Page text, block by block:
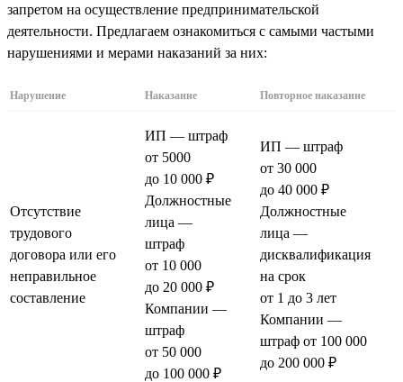
запретом на осуществление предпринимательской
деятельности. Предлагаем ознакомиться с самыми частыми
нарушениями и мерами наказаний за них:
Нарушение Наказание Повторное наказание
Отсутствие
трудового
договора или его
неправильное
составление
ИП — штраф
от 5000
до 10 000 ₽
Должностные
лица —
штраф
от 10 000
до 20 000 ₽
Компании —
штраф
от 50 000
до 100 000 ₽
ИП — штраф
от 30 000
до 40 000 ₽
Должностные
лица —
дисквалификация
на срок
от 1 до 3 лет
Компании —
штраф от 100 000
до 200 000 ₽